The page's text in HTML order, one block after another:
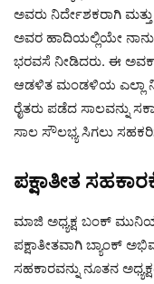
ಅವರು ನಿರ್ದೇಶಕರಾಗಿ ಮತ್ತು
ಅವರ ಹಾದಿಯಲ್ಲಿಯೇ ನಾನು
ಭರವಸೆ ನೀಡಿದರು. ಈ
ಆಡಳಿತ ಮಂಡಳಿಯ ಎಲ್ಲಾ
ರೈತರು ಪಡೆದ ಸಾಲವನ್ನು
ಸಾಲ ಸೌಲಭ್ಯ ಸಿಗಲು
ಪಕ್ಷಾತೀತ
ಮಾಜಿ ಅಧ್ಯಕ್ಷ ಬಂಕ್
ಪಕ್ಷಾತೀತವಾಗಿ ಬ್ಯಾಂಕ್
ಸಹಕಾರವನ್ನು ನೂತನ